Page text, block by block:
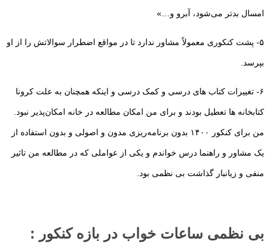
امسال بدتر می‌شود، آبرو و…»
۵- پشت کنکوری معمولاً مشاور ندارد تا در مواقع اضطرار سوالاتش را از او
بپرسد.
۶- تغییرات کتاب های درسی و کمک درسی و اینکه همچنان به علت کرونا
کتابخانه ها تعطیل بودند و برای من امکان مطالعه در خانه امکان‌پذیر نبود.
من برای کنکور ۱۴۰۰ بدون برنامه‌ریزی مدون و اصولی و بدون استفاده از
یک مشاور و راهنما درس خواندم و یکی از عواملی که در مطالعه من تاثیر
منفی و زیانبار گذاشت بی نظمی بود.
بی نظمی ساعات خواب در بازه کنکور :